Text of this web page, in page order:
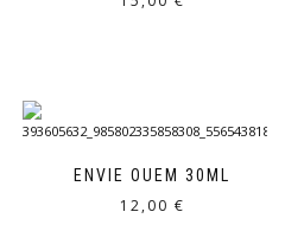
ENVIE OUEM 30ML
12,00 €